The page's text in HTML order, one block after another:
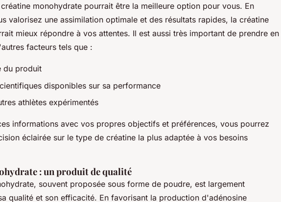
monohydrate pourrait être la meilleure option pour vous. En
valorisez une assimilation optimale et des résultats rapides, la créatine
mieux répondre à vos attentes. Il est aussi très important de prendre en
facteurs tels que :
du produit
disponibles sur sa performance
athlètes expérimentés
informations avec vos propres objectifs et préférences, vous pourrez
éclairée sur le type de créatine la plus adaptée à vos besoins
: un produit de qualité
souvent proposée sous forme de poudre, est largement
qualité et son efficacité. En favorisant la production d'adénosine